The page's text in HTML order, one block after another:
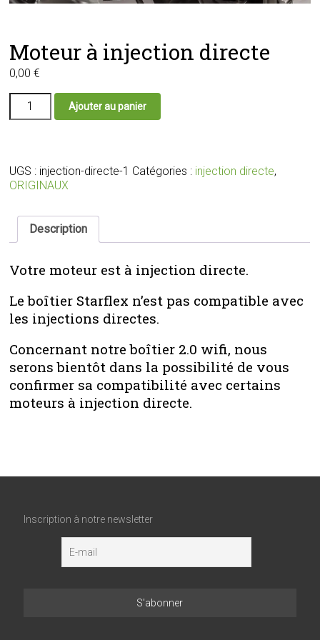
Moteur à injection directe
0,00€
quantité
directe
Ajouter au panier
UGS : injection-directe-1 Catégories : injection directe,
ORIGINAUX
Description
Votre moteur est à injection directe.
Le boîtier Starflex n’est pas compatible avec
les injections directes.
Concernant notre boîtier 2.0 wifi, nous
serons bientôt dans la possibilité de vous
confirmer sa compatibilité avec certains
moteurs à injection directe.
Inscription à notre newsletter